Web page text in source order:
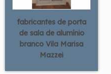
fabricantes de porta
de sala de alumínio
branco Vila Marisa
Mazzei